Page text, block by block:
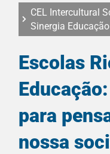
CEL Intercultural
Sinergia Educação
Escolas
para
nossa